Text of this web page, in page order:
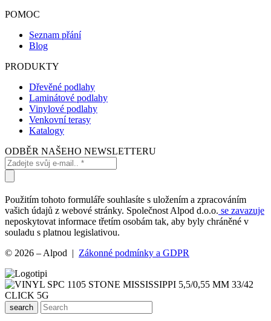
POMOC
Seznam přání
Blog
PRODUKTY
Dřevěné podlahy
Laminátové podlahy
Vinylové podlahy
Venkovní terasy
Katalogy
ODBĚR NAŠEHO NEWSLETTERU
Použitím tohoto formuláře souhlasíte s uložením a zpracováním
vašich údajů z webové stránky. Společnost Alpod d.o.o. se zavazuje
neposkytovat informace třetím osobám tak, aby byly chráněné v
souladu s platnou legislativou.
© 2026 – Alpod | Zákonné podmínky a GDPR
search